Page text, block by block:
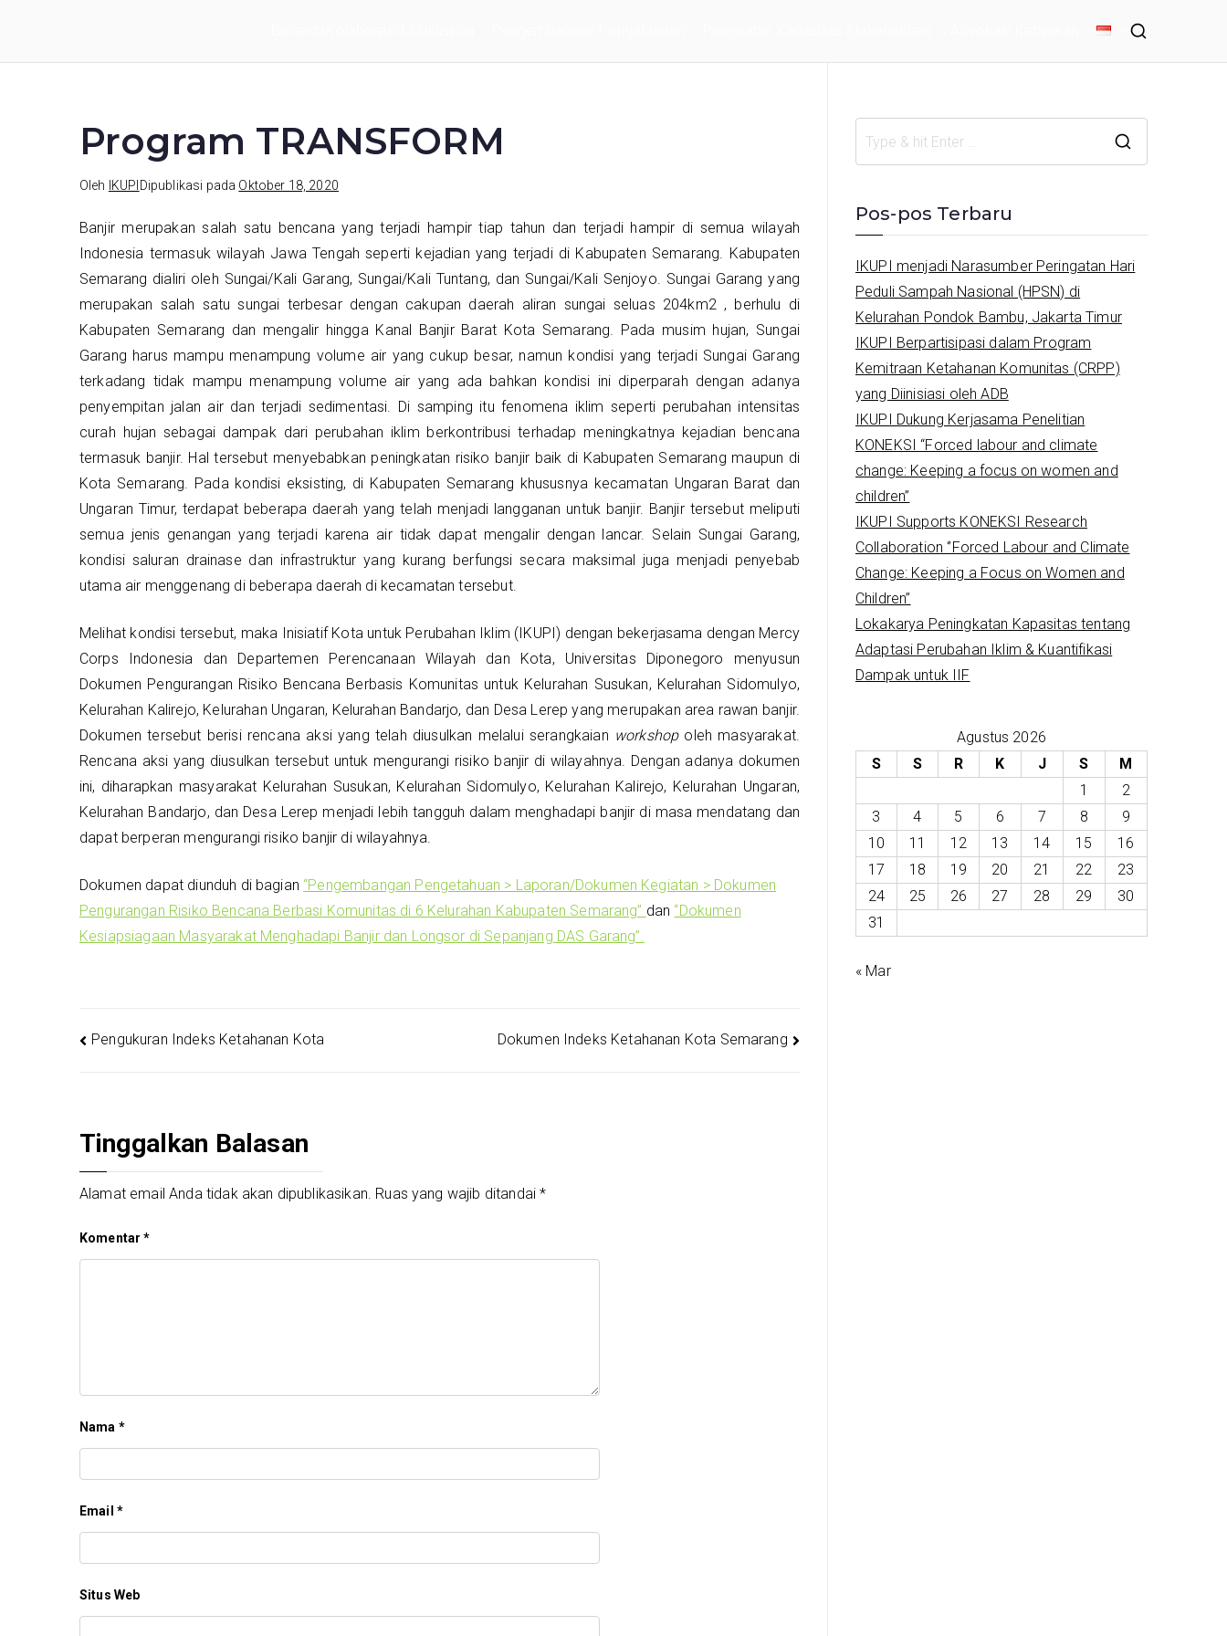
konten
IKUPI
Program TRANSFORM
Oleh IKUPI Dipublikasi pada Oktober 18, 2020
Banjir merupakan salah satu bencana yang terjadi hampir tiap tahun dan terjadi hampir di semua wilayah
Indonesia termasuk wilayah Jawa Tengah seperti kejadian yang terjadi di Kabupaten Semarang. Kabupaten
Semarang dialiri oleh Sungai/Kali Garang, Sungai/Kali Tuntang, dan Sungai/Kali Senjoyo. Sungai Garang yang
merupakan salah satu sungai terbesar dengan cakupan daerah aliran sungai seluas 204km2 , berhulu di
Kabupaten Semarang dan mengalir hingga Kanal Banjir Barat Kota Semarang. Pada musim hujan, Sungai
Garang harus mampu menampung volume air yang cukup besar, namun kondisi yang terjadi Sungai Garang
terkadang tidak mampu menampung volume air yang ada bahkan kondisi ini diperparah dengan adanya
penyempitan jalan air dan terjadi sedimentasi. Di samping itu fenomena iklim seperti perubahan intensitas
curah hujan sebagai dampak dari perubahan iklim berkontribusi terhadap meningkatnya kejadian bencana
termasuk banjir. Hal tersebut menyebabkan peningkatan risiko banjir baik di Kabupaten Semarang maupun di
Kota Semarang. Pada kondisi eksisting, di Kabupaten Semarang khususnya kecamatan Ungaran Barat dan
Ungaran Timur, terdapat beberapa daerah yang telah menjadi langganan untuk banjir. Banjir tersebut meliputi
semua jenis genangan yang terjadi karena air tidak dapat mengalir dengan lancar. Selain Sungai Garang,
kondisi saluran drainase dan infrastruktur yang kurang berfungsi secara maksimal juga menjadi penyebab
utama air menggenang di beberapa daerah di kecamatan tersebut.
Melihat kondisi tersebut, maka Inisiatif Kota untuk Perubahan Iklim (IKUPI) dengan bekerjasama dengan Mercy
Corps Indonesia dan Departemen Perencanaan Wilayah dan Kota, Universitas Diponegoro menyusun
Dokumen Pengurangan Risiko Bencana Berbasis Komunitas untuk Kelurahan Susukan, Kelurahan Sidomulyo,
Kelurahan Kalirejo, Kelurahan Ungaran, Kelurahan Bandarjo, dan Desa Lerep yang merupakan area rawan banjir.
Dokumen tersebut berisi rencana aksi yang telah diusulkan melalui serangkaian workshopoleh masyarakat.
Rencana aksi yang diusulkan tersebut untuk mengurangi risiko banjir di wilayahnya. Dengan adanya dokumen
ini, diharapkan masyarakat Kelurahan Susukan, Kelurahan Sidomulyo, Kelurahan Kalirejo, Kelurahan Ungaran,
Kelurahan Bandarjo, dan Desa Lerep menjadi lebih tangguh dalam menghadapi banjir di masa mendatang dan
dapat berperan mengurangi risiko banjir di wilayahnya.
Dokumen dapat diunduh di bagian “Pengembangan Pengetahuan > Laporan/Dokumen Kegiatan > Dokumen
Pengurangan Risiko Bencana Berbasi Komunitas di 6 Kelurahan Kabupaten Semarang” dan “Dokumen
Kesiapsiagaan Masyarakat Menghadapi Banjir dan Longsor di Sepanjang DAS Garang”.
Navigasi
Pengukuran Indeks Ketahanan Kota Dokumen Indeks Ketahanan Kota Semarang
Tinggalkan Balasan
Alamat email Anda tidak akan dipublikasikan. Ruas yang wajib ditandai*
Komentar*
Nama *
Email *
Situs Web
Pos-pos Terbaru
IKUPI menjadi Narasumber Peringatan Hari
Peduli Sampah Nasional (HPSN) di
Kelurahan Pondok Bambu, Jakarta Timur
IKUPI Berpartisipasi dalam Program
Kemitraan Ketahanan Komunitas (CRPP)
yang Diinisiasi oleh ADB
IKUPI Dukung Kerjasama Penelitian
KONEKSI “Forced labour and climate
change: Keeping a focus on women and
children”
IKUPI Supports KONEKSI Research
Collaboration ‘’Forced Labour and Climate
Change: Keeping a Focus on Women and
Children’’
Lokakarya Peningkatan Kapasitas tentang
Adaptasi Perubahan Iklim & Kuantifikasi
Dampak untuk IIF
Agustus 2026
S
S R K J S
M
1
2
3
4 5 6 7 8
9
10
11 12 13 14 15
16
17
18 19 20 21 22
23
24
25 26 27 28 29
30
31
« Mar